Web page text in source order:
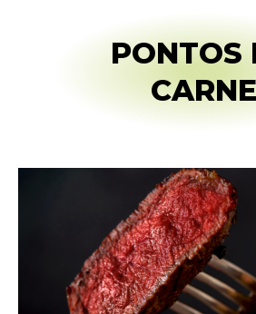
PONTOS
CARNE